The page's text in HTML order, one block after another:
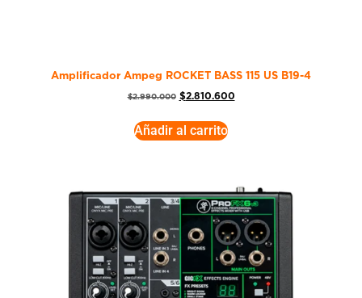
Amplificador Ampeg ROCKET BASS 115 US B19-4
$2.990.000 $2.810.600
Añadir al carrito